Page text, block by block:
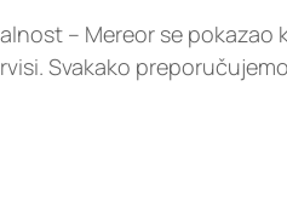
– Mereor se
Svakako